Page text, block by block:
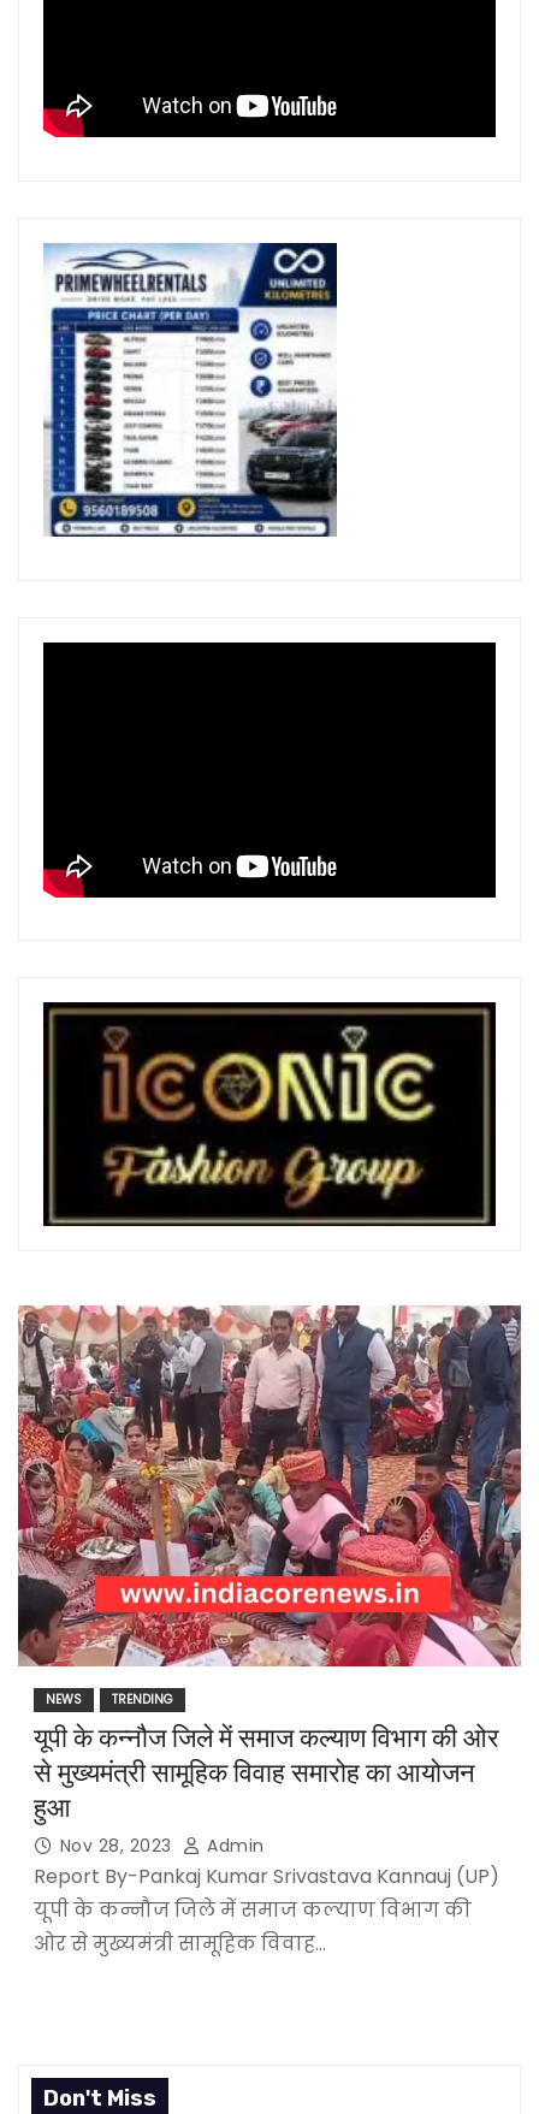
NEWS TRENDING
यूपी के कन्नौज जिले में समाज कल्याण विभाग की ओर
से मुख्यमंत्री सामूहिक विवाह समारोह का आयोजन
हुआ
Nov 28, 2023 Admin
Report By-Pankaj Kumar Srivastava Kannauj (UP)
यूपी के कन्नौज जिले में समाज कल्याण विभाग की
ओर से मुख्यमंत्री सामूहिक विवाह…
Don't Miss